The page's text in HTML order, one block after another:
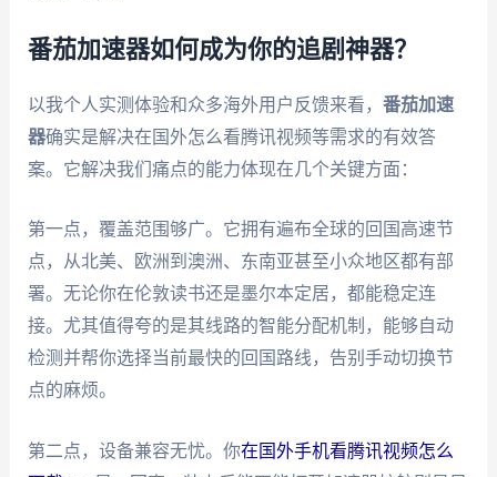
番茄加速器如何成为你的追剧神器？
以我个人实测体验和众多海外用户反馈来看， 番茄加速
器确实是解决在国外怎么看腾讯视频等需求的有效答
案。它解决我们痛点的能力体现在几个关键方面：
第一点，覆盖范围够广。它拥有遍布全球的回国高速节
点，从北美、欧洲到澳洲、东南亚甚至小众地区都有部
署。无论你在伦敦读书还是墨尔本定居，都能稳定连
接。尤其值得夸的是其线路的智能分配机制，能够自动
检测并帮你选择当前最快的回国路线，告别手动切换节
点的麻烦。
第二点，设备兼容无忧。你在国外手机看腾讯视频怎么